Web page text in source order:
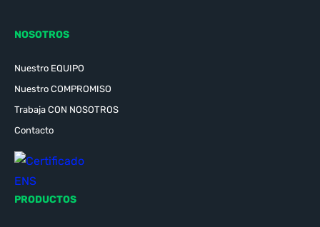
NOSOTROS
Nuestro EQUIPO
Nuestro COMPROMISO
Trabaja CON NOSOTROS
Contacto
PRODUCTOS